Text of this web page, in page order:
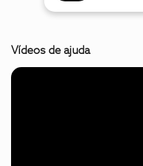
Vídeos de ajuda